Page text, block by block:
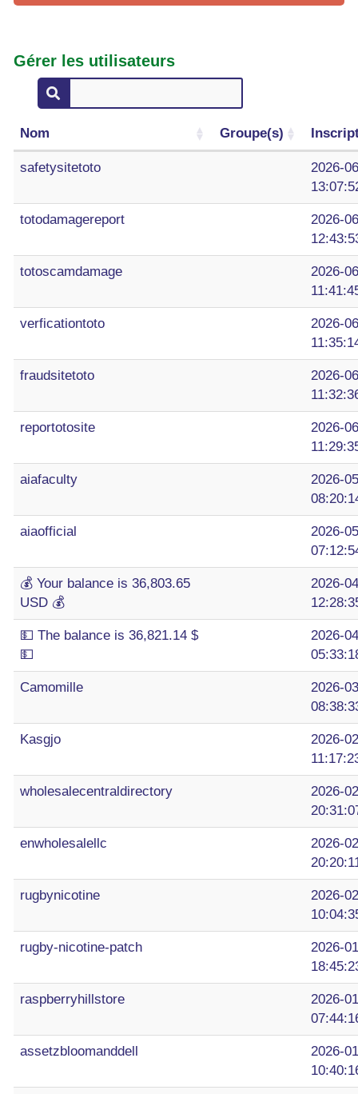
Gérer les utilisateurs
Nom Groupe(s)
safetysitetoto
2026-
totodamagereport
2026-
totoscamdamage
2026-
verficationtoto
2026-
fraudsitetoto
2026-
reportotosite
2026-
aiafaculty
2026-
aiaofficial
2026-
💰 Your balance is 36,803.65
USD 💰
2026-
💵 The balance is 36,821.14 $
💵
2026-
Camomille
2026-
Kasgjo
2026-
wholesalecentraldirectory
2026-
enwholesalellc
2026-
rugbynicotine
2026-
rugby-nicotine-patch
2026-
raspberryhillstore
2026-
assetzbloomanddell
2026-